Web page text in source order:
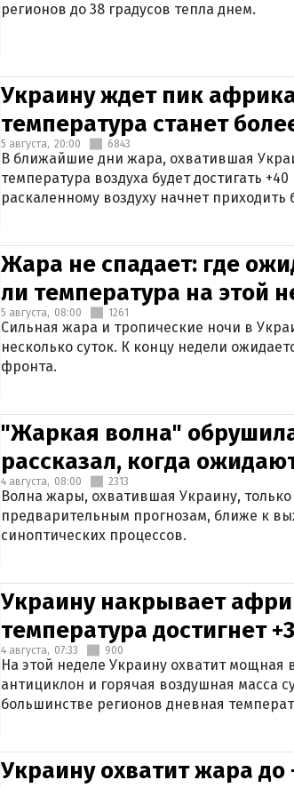
регионов до 38 градусов тепла днем.
Украину ждет пик
температура станет
5 августа, 20:00 6843
В ближайшие дни жара, охватившая
температура воздуха будет достигать
раскаленному воздуху начнет
Жара не спадает: где
ли температура на этой
5 августа, 08:00 1261
Сильная жара и тропические ночи в
несколько суток. К концу недели
фронта.
"Жаркая волна"
рассказал, когда
4 августа, 08:00 2313
Волна жары, охватившая Украину,
предварительным прогнозам, ближе к
синоптических процессов.
Украину накрывает
температура достигнет
4 августа, 07:33 900
На этой неделе Украину охватит
антициклон и горячая воздушная масса
большинстве регионов дневная
Украину охватит жара до